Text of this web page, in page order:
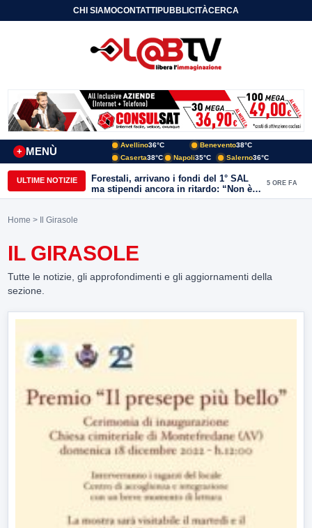
CHI SIAMOCONTATTIPUBBLICITÀCERCA
MENÙ
+
Avellino36°C Benevento38°C
Caserta38°C Napoli35°C Salerno36°C
ULTIME NOTIZIE
Forestali, arrivano i fondi del 1° SAL
ma stipendi ancora in ritardo: “Non è
più sostenibile”
5 ORE FA
Home > Il Girasole
IL GIRASOLE
Tutte le notizie, gli approfondimenti e gli aggiornamenti della
sezione.